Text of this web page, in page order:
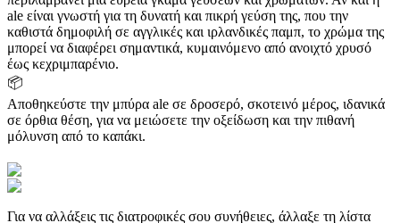
ale είναι γνωστή για τη δυνατή και πικρή γεύση της, που την
καθιστά δημοφιλή σε αγγλικές και ιρλανδικές παμπ, το χρώμα της
μπορεί να διαφέρει σημαντικά, κυμαινόμενο από ανοιχτό χρυσό
έως κεχριμπαρένιο.
📦
Αποθηκεύστε την μπύρα ale σε δροσερό, σκοτεινό μέρος, ιδανικά
σε όρθια θέση, για να μειώσετε την οξείδωση και την πιθανή
μόλυνση από το καπάκι.
Για να αλλάξεις τις διατροφικές σου συνήθειες, άλλαξε τη λίστα